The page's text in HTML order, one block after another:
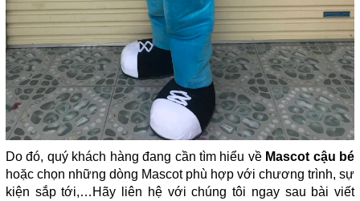
Do đó, quý khách hàng đang cần tìm hiểu về Mascot cậu bé
hoặc chọn những dòng Mascot phù hợp với chương trình, sự
kiện sắp tới,…Hãy liên hệ với chúng tôi ngay sau bài viết